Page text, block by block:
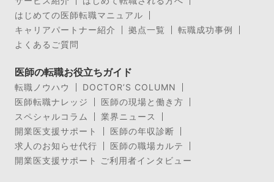
はじめての医師転職マニュアル
キャリアパートナー紹介
拠点一覧
転職成功事例
よくあるご質問
医師の転職お役立ちガイド
転職ノウハウ
DOCTOR’S COLUMN
医師転職ナレッジ
医師の現場と働き方
スペシャルコラム
業界ニュース
開業医支援サポート
医師の年収診断
求人のお知らせ代行
医師の職場カルテ
開業医支援サポート ご利用者インタビュー